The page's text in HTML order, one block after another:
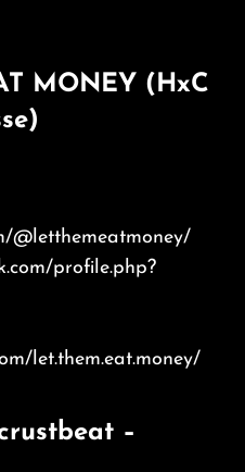
MONEY (HxC
@letthemeatmoney/
profile.php?
let.them.eat.money/
–